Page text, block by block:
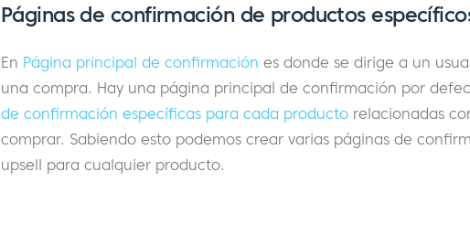
Páginas de confirmación de productos
En Página principal de confirmación es donde se dirige a un
una compra. Hay una página principal de confirmación por
de confirmación específicas para cada productorelacionadas
comprar. Sabiendo esto podemos crear varias páginas de
upsell para cualquier producto.